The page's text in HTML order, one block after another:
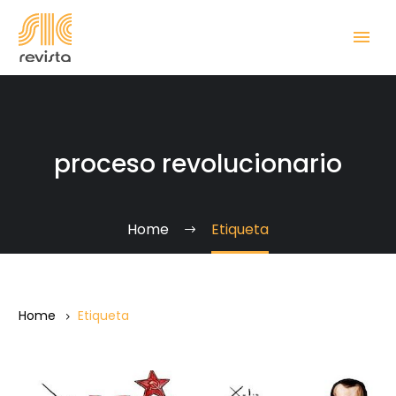
proceso revolucionario
Home Etiqueta
Home Etiqueta